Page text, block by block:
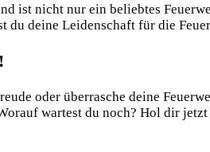
ist nicht nur ein beliebtes
du deine Leidenschaft für die
oder überrasche deine
wartest du noch? Hol dir